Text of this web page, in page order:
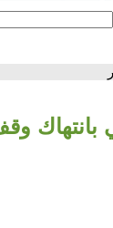
بانتهاك